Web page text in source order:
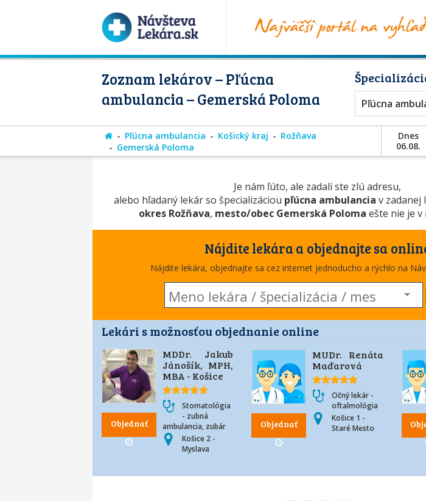
Zoznam lekárov – Pľúcna
ambulancia – Gemerská Poloma
Pľúcna
Pľúcna ambulancia Košický kraj
Rožňava
Gemerská Poloma
Dnes
06.08.
Je nám ľúto, ale zadali ste zlú adresu,
alebo hľadaný lekár so špecializáciou pľúcna ambulancia v zadanej
okres Rožňava, mesto/obec Gemerská Poloma ešte nie je v
Nájdite lekára a objednajte sa
Nájdite lekára, objednajte sa cez internet jednoducho a rýchlo na
Lekári s možnosťou objednanie online
Objednať
MDDr. Jakub
Jánošík, MPH,
MBA - Košice
Stomatológia
- zubná
ambulancia, zubár
Košice 2 -
Myslava
Objednať
MUDr. Renáta
Maďarová
Očný lekár -
oftalmológia
Košice 1 -
Staré Mesto